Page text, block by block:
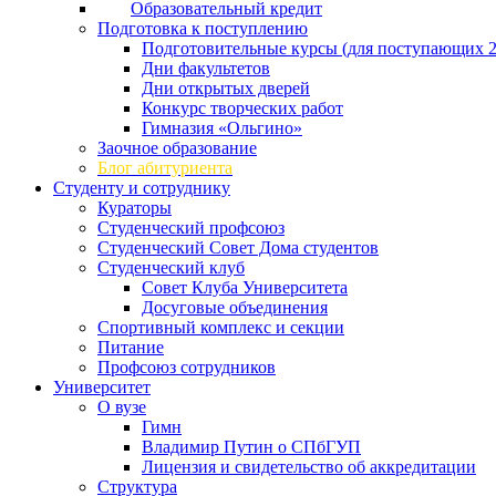
Образовательный кредит
Подготовка к поступлению
Подготовительные курсы (для поступающих
Дни факультетов
Дни открытых дверей
Конкурс творческих работ
Гимназия «Ольгино»
Заочное образование
Блог абитуриента
Студенту и сотруднику
Кураторы
Студенческий профсоюз
Студенческий Совет Дома студентов
Студенческий клуб
Совет Клуба Университета
Досуговые объединения
Спортивный комплекс и секции
Питание
Профсоюз сотрудников
Университет
О вузе
Гимн
Владимир Путин о СПбГУП
Лицензия и свидетельство об аккредитации
Структура